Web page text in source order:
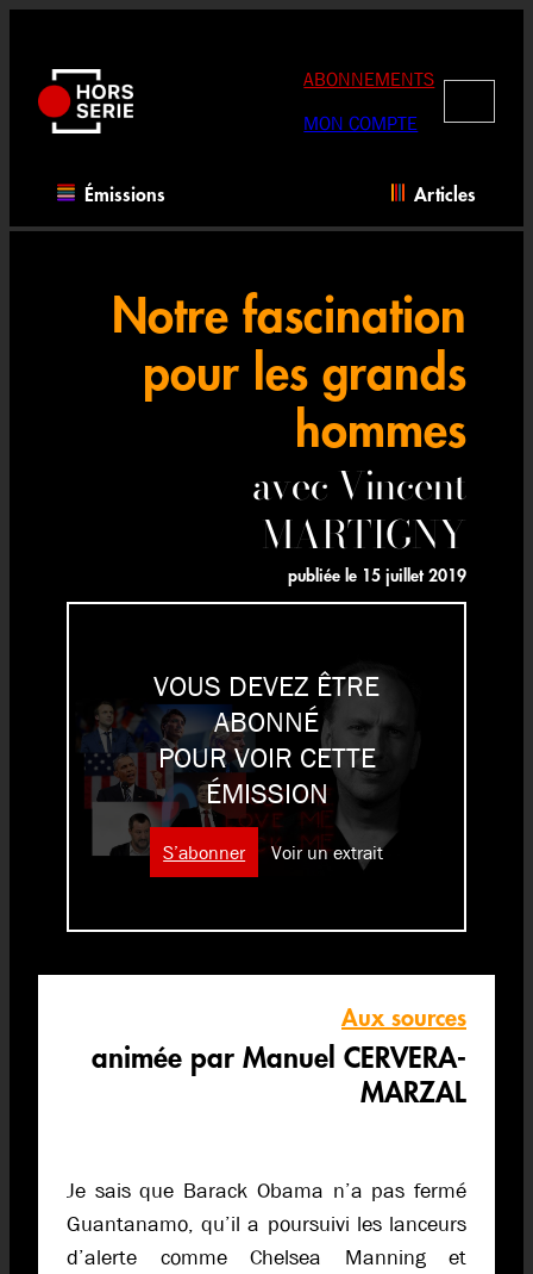
contenu
ABONNEMENTS
MON COMPTE
Émissions Articles
Notre fascination
pour les grands
hommes
avec Vincent
MARTIGNY
publiée le 15 juillet 2019
VOUS DEVEZ ÊTRE
ABONNÉ
POUR VOIR CETTE
ÉMISSION
S’abonner Voir un extrait
Aux sources
animée par Manuel CERVERA-
MARZAL
Je sais que Barack Obama n’a pas fermé
Guantanamo, qu’il a poursuivi les lanceurs
d’alerte comme Chelsea Manning et